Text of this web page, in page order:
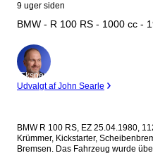
9 uger siden
BMW - R 100 RS - 1000 cc -
Ekspert
Udvalgt af John Searle
BMW R 100 RS, EZ 25.04.1980,
Krümmer, Kickstarter,
Bremsen. Das Fahrzeug wurde über eine Zeit von 3 Jahren restauriert.